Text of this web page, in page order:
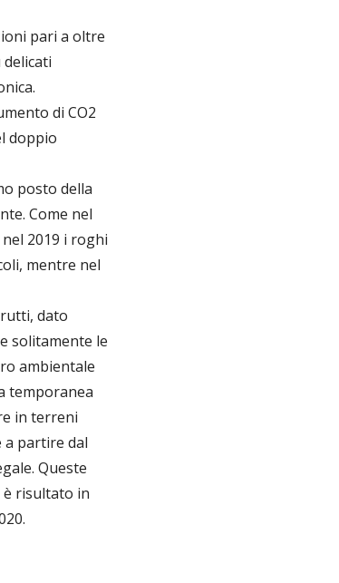
pari a oltre
di CO2
doppio
posto della
Come nel
2019 i roghi
mentre nel
dato
solitamente le
ambientale
temporanea
in terreni
a partire dal
Queste
è risultato in